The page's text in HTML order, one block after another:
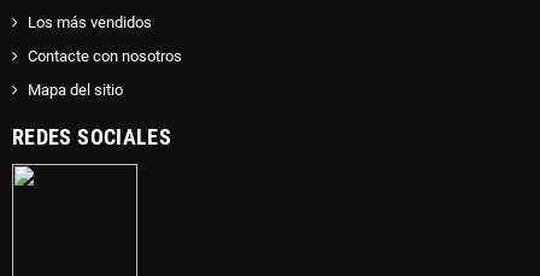
Los más vendidos
Contacte con nosotros
Mapa del sitio
REDES SOCIALES